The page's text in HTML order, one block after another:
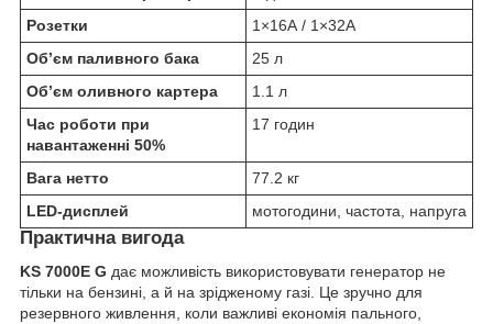
Розетки
1×16А / 1×32А
Об’єм паливного бака
25 л
Об’єм оливного картера
1.1 л
Час роботи при
навантаженні 50%
17 годин
Вага нетто
77.2 кг
LED-дисплей
мотогодини, частота, напруга
Практична вигода
KS 7000E G дає можливість використовувати генератор не
тільки на бензині, а й на зрідженому газі. Це зручно для
резервного живлення, коли важливі економія пального,